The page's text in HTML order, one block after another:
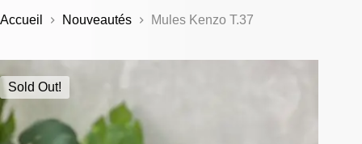
Accueil Nouveautés Mules Kenzo T.37
Sold Out!